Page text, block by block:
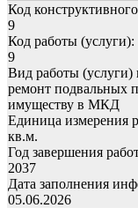
Код
9
Код работы (услуги):
9
Вид работы (услуги)
ремонт подвальных
имуществу в МКД
Единица измерения
кв.м.
Год завершения
2037
Дата заполнения
05.06.2026